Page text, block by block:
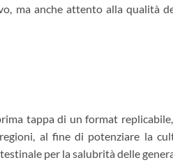
ma anche attento alla qualità
tappa di un format
al fine di potenziare la
per la salubrità delle